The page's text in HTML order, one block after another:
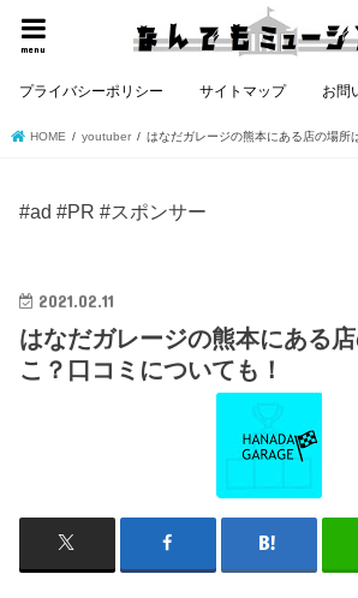
menu
プライバシーポリシー サイトマップ お問
HOME youtuber はなだガレージの熊本にある店の場所
#ad #PR #スポンサー
2021.02.11
はなだガレージの熊本にある
こ？口コミについても！